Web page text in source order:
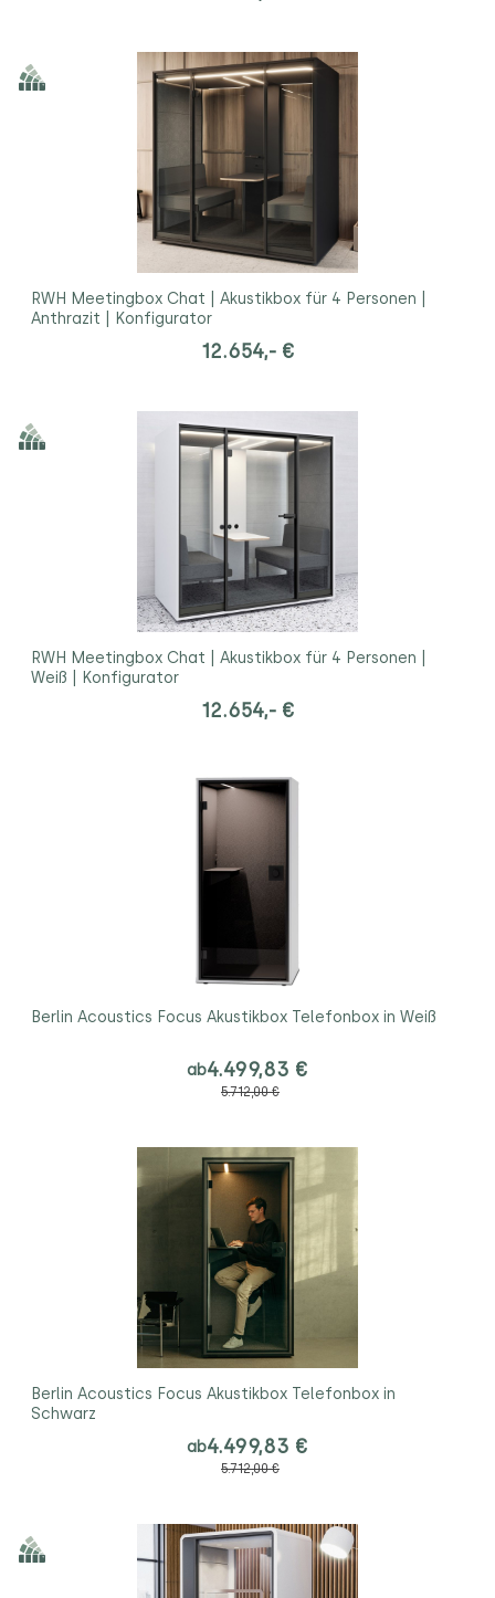
RWH Meetingbox Chat | Akustikbox für 4 Personen |
Anthrazit | Konfigurator
12.654,- €
RWH Meetingbox Chat | Akustikbox für 4 Personen |
Weiß | Konfigurator
12.654,- €
Berlin Acoustics Focus Akustikbox Telefonbox in Weiß
ab4.499,83 €
5.712,00 €
Berlin Acoustics Focus Akustikbox Telefonbox in
Schwarz
ab4.499,83 €
5.712,00 €